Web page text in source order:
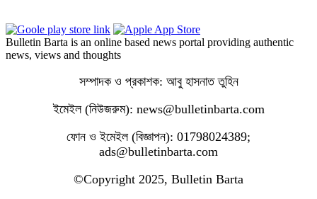
Bulletin Barta is an online based news portal providing authentic
news, views and thoughts
সম্পাদক ও প্রকাশক: আবু হাসনাত তুহিন
ইমেইল (নিউজরুম): news@bulletinbarta.com
ফোন ও ইমেইল (বিজ্ঞাপন): 01798024389;
ads@bulletinbarta.com
©️Copyright 2025, Bulletin Barta